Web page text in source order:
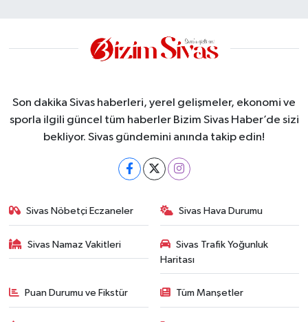
Son dakika Sivas haberleri, yerel gelişmeler, ekonomi ve
sporla ilgili güncel tüm haberler Bizim Sivas Haber’de sizi
bekliyor. Sivas gündemini anında takip edin!
Sivas Nöbetçi Eczaneler Sivas Hava Durumu
Sivas Namaz Vakitleri
Sivas Trafik Yoğunluk
Haritası
Puan Durumu ve Fikstür Tüm Manşetler